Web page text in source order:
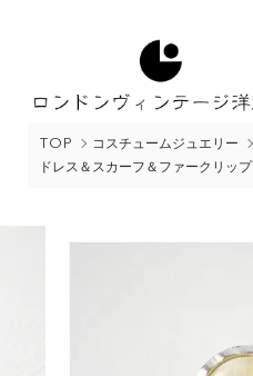
TOP
コスチュームジュエリー
ドレス＆スカーフ＆ファークリップ